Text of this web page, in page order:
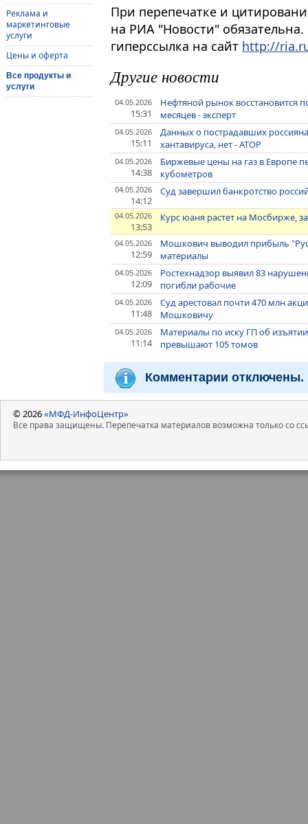
Реклама и
маркетинговые
услуги
Цены и оферта
Все продукты и
услуги
При перепечатке и
на РИА "Новости"
гиперссылка на сайт http://
Другие новости
04.05.2026
15:31
Нефтяной рынок восстановится
месяцев - эксперт
04.05.2026
15:11
Данных о пострадавших
хантавируса, нет - АТОР
04.05.2026
14:38
Биржевые цены на газ в Европе
кубометров
04.05.2026
14:12
Суд завершил банкротство
04.05.2026
13:53
Курс юаня растет на Мосбирже,
04.05.2026
12:59
Мошкович выводил прибыль
материалы
04.05.2026
12:09
Ростехнадзор выявил 83
погибли рабочие
04.05.2026
11:48
Суд арестовал почти 470 млн
Мошковичу
04.05.2026
11:14
Материалы по иску ГП об
превышают 105 томов
Комментарии отключены.
© 2026«МФД-ИнфоЦентр»
Все права защищены. Перепечатка материалов возможна только со